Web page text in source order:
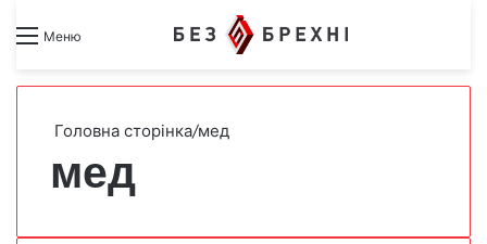
Меню Search forSwitch skin
Головна сторінка/мед
мед